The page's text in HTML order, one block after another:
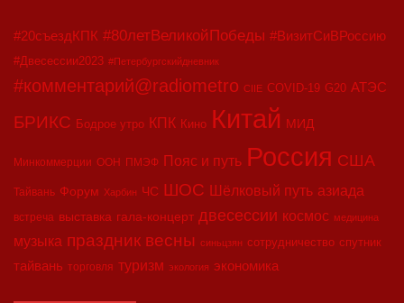
#20съездКПК #80летВеликойПобеды #ВизитСиВРоссию
#Двесессии2023 #Петербургскийдневник
#комментарий@radiometro CIIE COVID-19 G20 АТЭС
БРИКС Бодрое утро КПК Кино Китай МИД
Минкоммерции ООН ПМЭФ Пояс и путь Россия США
Тайвань Форум Харбин ЧС ШОС Шёлковый путь азиада
встреча выставка гала-концерт двесессии космос медицина
музыка праздник весны синьцзян сотрудничество спутник
тайвань торговля туризм экология экономика